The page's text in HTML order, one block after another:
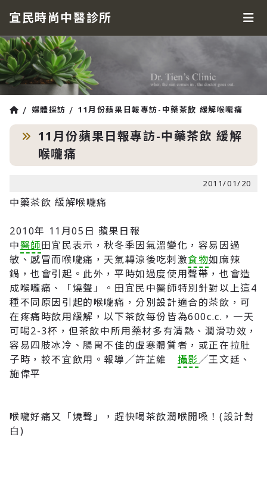
宜民時尚中醫診所
媒體採訪 11月份蘋果日報專訪-中藥茶飲 緩解喉嚨痛
11月份蘋果日報專訪-中藥茶飲 緩解
喉嚨痛
2011/01/20
中藥茶飲 緩解喉嚨痛
2010年 11月05日 蘋果日報
中醫師田宜民表示，秋冬季因氣溫變化，容易因過
敏、感冒而喉嚨痛，天氣轉涼後吃刺激食物如麻辣
鍋，也會引起。此外，平時如過度使用聲帶，也會造
成喉嚨痛、「燒聲」。田宜民中醫師特別針對以上這4
種不同原因引起的喉嚨痛，分別設計適合的茶飲，可
在疼痛時飲用緩解，以下茶飲每份皆為600c.c.，一天
可喝2-3杯，但茶飲中所用藥材多有清熱、潤滑功效，
容易四肢冰冷、腸胃不佳的虛寒體質者，或正在拉肚
子時，較不宜飲用。報導╱許芷維 攝影╱王文廷、
施偉平
喉嚨好痛又「燒聲」，趕快喝茶飲潤喉開嗓！(設計對
白)